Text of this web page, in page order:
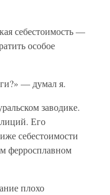
себестоимость —
особое
— думал я.
заводике.
Его
себестоимости
ферросплавном
плохо